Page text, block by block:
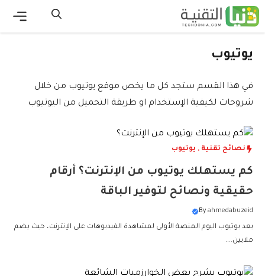
انتقل
إلى
يوتيوب
في هذا القسم ستجد كل ما يخص موقع يوتيوب من خلال
شروحات لكيفية الإستخدام او طريقة التحميل من اليوتيوب
نصائح تقنية , يوتيوب
كم يستهلك يوتيوب من الإنترنت؟ أرقام
حقيقية ونصائح لتوفير الباقة
Byahmedabuzeid
يعد يوتيوب اليوم المنصة الأولى لمشاهدة الفيديوهات على الإنترنت، حيث يضم
ملايين....